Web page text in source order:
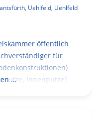
Uehlfeld, Uehlfeld
öffentlich
für
Innenputze)
…